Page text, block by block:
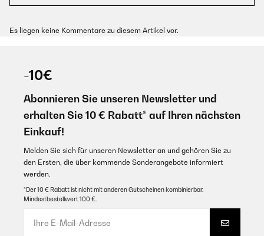
Es liegen keine Kommentare zu diesem Artikel vor.
-10€
Abonnieren Sie unseren Newsletter und
erhalten Sie 10 € Rabatt* auf Ihren nächsten
Einkauf!
Melden Sie sich für unseren Newsletter an und gehören Sie zu
den Ersten, die über kommende Sonderangebote informiert
werden.
*Der 10 € Rabatt ist nicht mit anderen Gutscheinen kombinierbar.
Mindestbestellwert 100 €.